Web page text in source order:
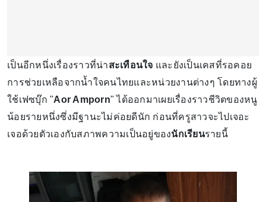
เป็นอีกหนึ่งเรื่องราวที่น่าสะเทือนใจ และยังเป็นเคสที่รอคอย
การช่วยเหลือจากน้ำใจคนไทยและหน่วยงานต่างๆ โดยทางผู้
ใช้เฟซบุ๊ก "Aor Amporn" ได้ออกมาเผยเรื่องราวชีวิตของหนู
น้อยรายหนึ่งซึ่งมีฐานะไม่ค่อยดีนัก ก่อนที่ครูสาวจะไปเจอะ
เจอด้วยตัวเองกับสภาพความเป็นอยู่ของนักเรียนรายนี้